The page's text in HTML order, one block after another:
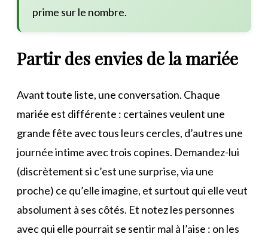
prime sur le nombre.
Partir des envies de la mariée
Avant toute liste, une conversation. Chaque
mariée est différente : certaines veulent une
grande fête avec tous leurs cercles, d’autres une
journée intime avec trois copines. Demandez-lui
(discrètement si c’est une surprise, via une
proche) ce qu’elle imagine, et surtout qui elle veut
absolument à ses côtés. Et notez les personnes
avec qui elle pourrait se sentir mal à l’aise : on les